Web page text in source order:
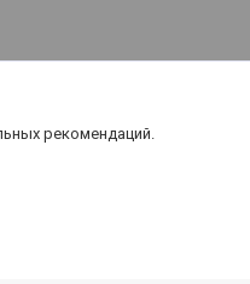
рекомендаций.